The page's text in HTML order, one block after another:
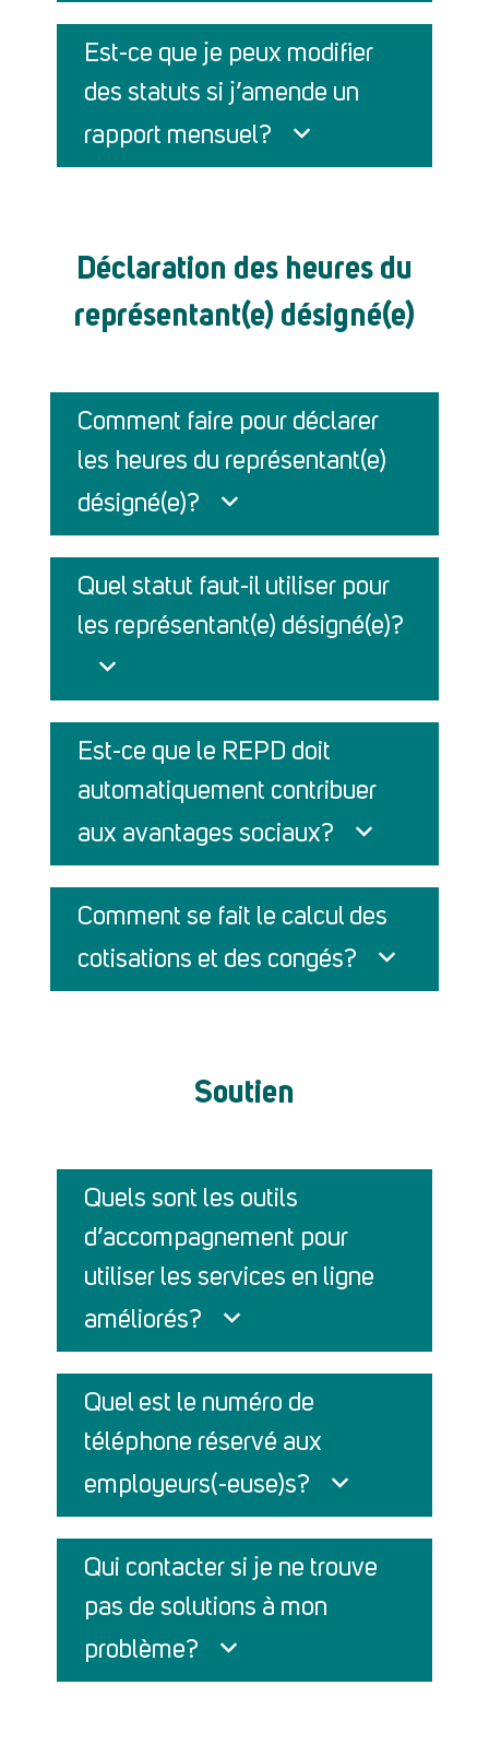
Est-ce que je peux modifier
des statuts si j’amende un
rapport mensuel?
Déclaration des heures du
représentant(e) désigné(e)
Comment faire pour déclarer
les heures du représentant(e)
désigné(e)?
Quel statut faut-il utiliser pour
les représentant(e) désigné(e)?
Est-ce que le REPD doit
automatiquement contribuer
aux avantages sociaux?
Comment se fait le calcul des
cotisations et des congés?
Soutien
Quels sont les outils
d’accompagnement pour
utiliser les services en ligne
améliorés?
Quel est le numéro de
téléphone réservé aux
employeurs(-euse)s?
Qui contacter si je ne trouve
pas de solutions à mon
problème?